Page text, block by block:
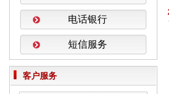
关于保定银行股份有限公司与
展合作的公告
2026年全国保密教育宣传月公
电话银行
短信服务
客户服务